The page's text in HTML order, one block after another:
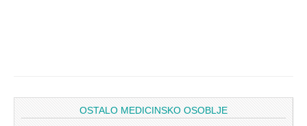
OSTALO MEDICINSKO OSOBLJE